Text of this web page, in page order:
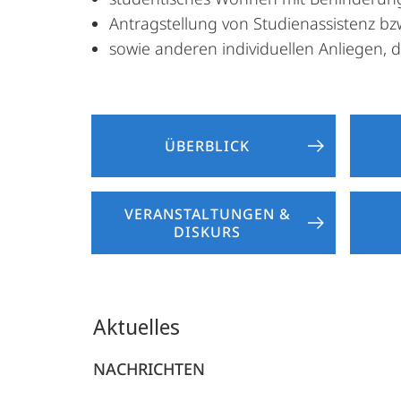
Antragstellung von Studienassistenz
sowie anderen individuellen Anliegen,
ÜBERBLICK
VERANSTALTUNGEN &
DISKURS
Aktuelles
NACHRICHTEN